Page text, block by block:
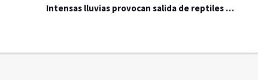
Intensas lluvias provocan salida de reptiles en